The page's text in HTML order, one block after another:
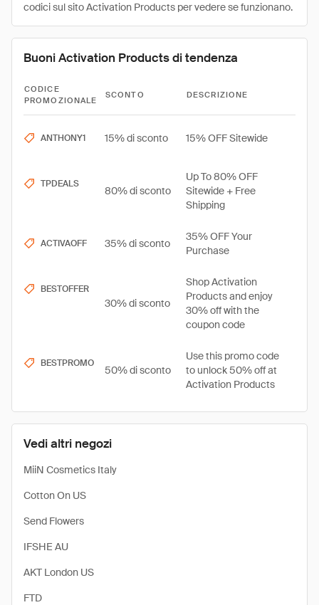
Vedi altri negozi
MiiN Cosmetics Italy
Cotton On US
Send Flowers
IFSHE AU
AKT London US
FTD
codici sul sito Activation Products per vedere se funzionano.
Buoni Activation Products di tendenza
CODICE
PROMOZIONALE
SCONTO DESCRIZIONE
ANTHONY1 15% di sconto 15% OFF Sitewide
TPDEALS
80% di sconto
Up To 80% OFF
Sitewide + Free
Shipping
ACTIVAOFF 35% di sconto
35% OFF Your
Purchase
BESTOFFER
30% di sconto
Shop Activation
Products and enjoy
30% off with the
coupon code
BESTPROMO
50% di sconto
Use this promo code
to unlock 50% off at
Activation Products